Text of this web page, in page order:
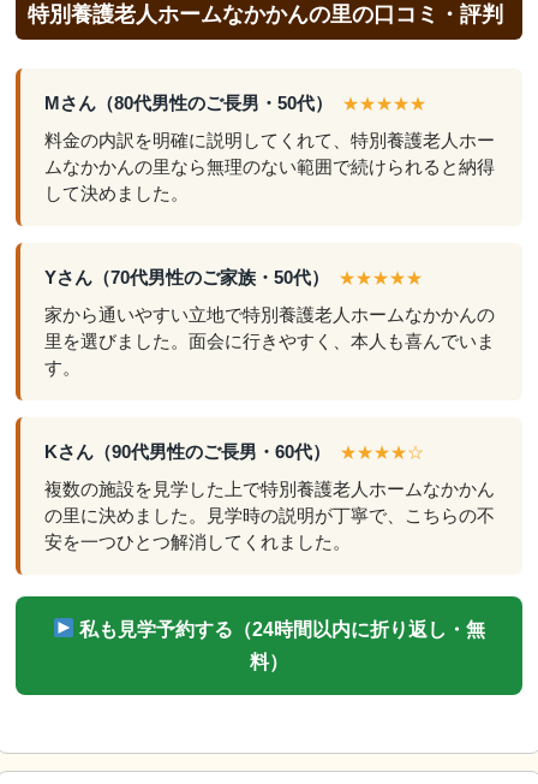
特別養護老人ホームなかかんの里の口コミ・評判
Mさん（80代男性のご長男・50代） ★★★★★
料金の内訳を明確に説明してくれて、特別養護老人ホー
ムなかかんの里なら無理のない範囲で続けられると納得
して決めました。
Yさん（70代男性のご家族・50代） ★★★★★
家から通いやすい立地で特別養護老人ホームなかかんの
里を選びました。面会に行きやすく、本人も喜んでいま
す。
Kさん（90代男性のご長男・60代） ★★★★☆
複数の施設を見学した上で特別養護老人ホームなかかん
の里に決めました。見学時の説明が丁寧で、こちらの不
安を一つひとつ解消してくれました。
私も見学予約する（24時間以内に折り返し・無
料）